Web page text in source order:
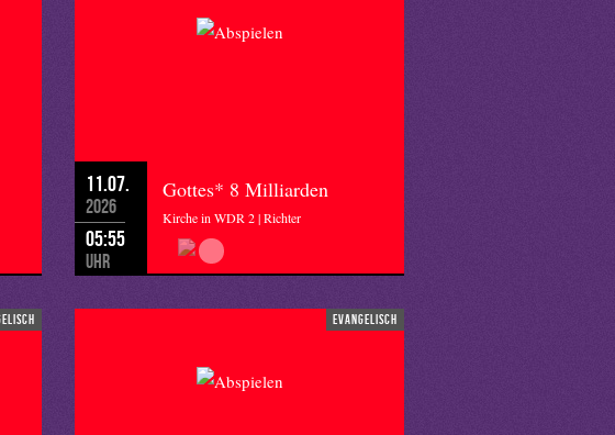
11.07.
2026
05:55
Uhr
Gottes* 8 Milliarden
Kirche in WDR 2 | Richter
evangelisch